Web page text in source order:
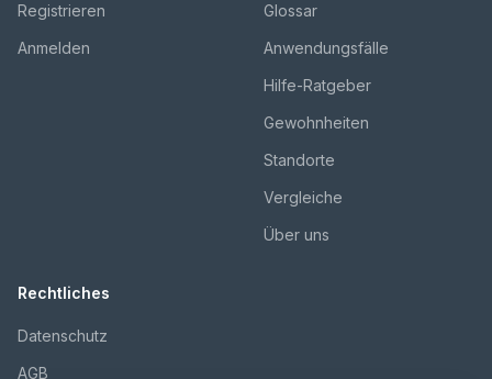
Registrieren
Anmelden
Glossar
Anwendungsfälle
Hilfe-Ratgeber
Gewohnheiten
Standorte
Vergleiche
Über uns
Rechtliches
Datenschutz
AGB